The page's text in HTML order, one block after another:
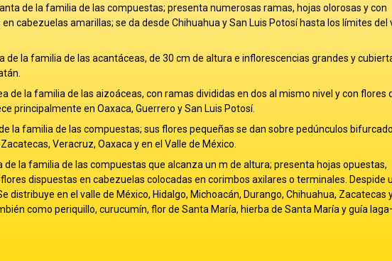
de la familia de las compuestas; presenta numerosas ramas, hojas olorosas y con
cabezuelas amarillas; se da desde Chihuahua y San Luis Potosí hasta los límites del
de la familia de las acantáceas, de 30 cm de altura e inflorescencias grandes y
de la familia de las aizoáceas, con ramas divididas en dos al mismo nivel y con flores
principalmente en Oaxaca, Guerrero y San Luis Potosí.
la familia de las compuestas; sus flores pequeñas se dan sobre pedúnculos
Veracruz, Oaxaca y en el Valle de México.
de la familia de las compuestas que alcanza un m de altura; presenta hojas opuestas,
dispuestas en cabezuelas colocadas en corimbos axilares o terminales. Despide
distribuye en el valle de México, Hidalgo, Michoacán, Durango, Chihuahua, Zacatecas
como periquillo, curucumín, flor de Santa María, hierba de Santa María y guía